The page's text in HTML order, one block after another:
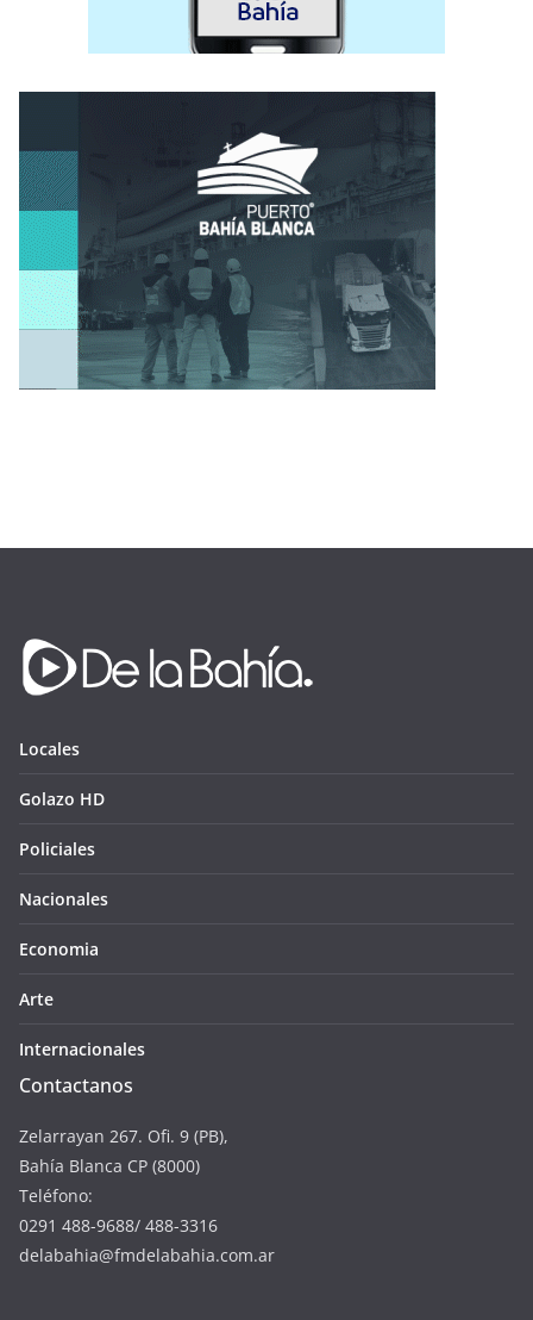
Locales
Golazo HD
Policiales
Nacionales
Economia
Arte
Internacionales
Contactanos
Zelarrayan 267. Ofi. 9 (PB),
Bahía Blanca CP (8000)
Teléfono:
0291 488-9688/ 488-3316
delabahia@fmdelabahia.com.ar